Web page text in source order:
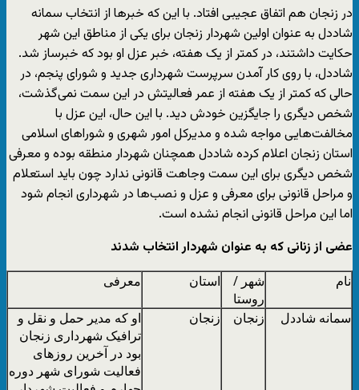
در زنجان هم اتفاق عجیبی افتاد. با این که خبرها از انتخاب سمانه
شاددل به عنوان اولین شهردار زنجان برای یکی از مناطق این شهر
حکایت داشتند، در کمتر از یک هفته، خبر عزل او بود که خبرساز شد.
شاددل، با روی کار آمدن سرپرست شهرداری جدید و شورای پنجم، در
حالی که کمتر از یک هفته از عمر فعالیتش در این سمت نمی‌گذشت،
شخص دیگری را جایگزین خودش دید. با این حال، این عزل با
مخالفت‌هایی مواجه شده و مدیرکل امور شهری و شوراهای اسلامی
استان زنجان اعلام کرده شاددل همچنان شهردار منطقه بوده و معرفی
شخص دیگری برای این سمت وجاهت قانونی ندارد چون باید استعلام
و مراحل قانونی برای معرفی و عزل و نصب‌ها در شهرداری انجام شود
اما این مراحل قانونی انجام نشده است.
عضی از زنانی که به عنوان شهردار انتخاب شدند
نام
شهر /
روستا
استان معرفی
سمانه شاددل زنجان زنجان
او که مدیر حمل و نقل و
ترافیک شهرداری زنجان
بود در آخرین روزهای
فعالیت شورای شهر دوره